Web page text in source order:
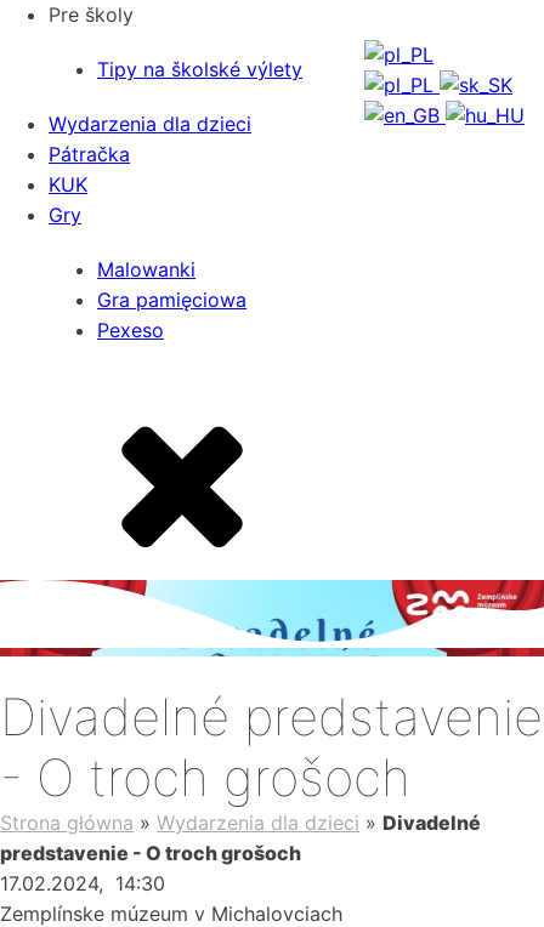
Pre školy
Tipy na školské výlety
Wydarzenia dla dzieci
Pátračka
KUK
Gry
Malowanki
Gra pamięciowa
Pexeso
Divadelné predstavenie
- O troch grošoch
Strona główna » Wydarzenia dla dzieci » Divadelné
predstavenie - O troch grošoch
17.02.2024, 14:30
Zemplínske múzeum v Michalovciach